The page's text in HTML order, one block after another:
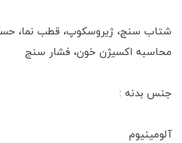
شتاب‌ سنج، ژیروسکوپ، قطب‌ نما،
محاسبه اکسیژن خون، فشار سنج
جنس بدنه :
آلومینیوم